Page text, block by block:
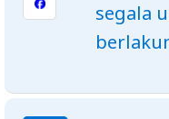
segala